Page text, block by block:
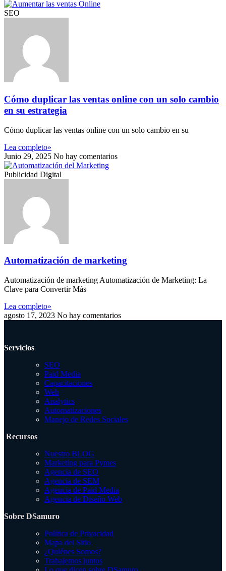
SEO
Cómo duplicar las ventas online con un solo cambio
en su estrategia
Cómo duplicar las ventas online con un solo cambio en su
Lea completo»
Junio 29, 2025 No hay comentarios
Publicidad Digital
Automatización de marketing
Automatización de marketing Automatización de Marketing: La
Clave para Convertir Más
Lea completo»
agosto 17, 2023 No hay comentarios
Servicios
SEO
Paid Media
Capacitaciones
Web
Analytics
Automatizaciones
Manejo de Redes Sociales
Recursos
Nuestro BLOG
Marketing para Pymes
Agencia de SEO
Agencia de SEM
Agencia de Paid Media
Agencia de Diseño Web
Sobre DSamuro
Política de Privacidad
Mapa del Sitio
¿Quiénes Somos?
Trabajemos juntos